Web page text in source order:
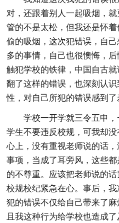
对，还跟着别人一起吸烟，
管的不是太松，但我还是怀
偷的吸烟，这次犯错误，自
多的事情，自己也很懊悔，
触犯学校的铁律，中国自古
翻了这样的错误，也深刻认
性，对自己所犯的错误感到了
学校一开学就三令五申
学生不要违反校规，可我却
心上，没有重视老师说的话
事项，当成了耳旁风，这些
的不尊重。应该把老师说的
校规校纪紧急在心。事后，
犯的错误不仅给自己带来了
且我这种行为给学校也造成